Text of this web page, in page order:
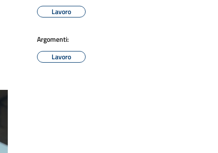
Lavoro
Argomenti:
Lavoro